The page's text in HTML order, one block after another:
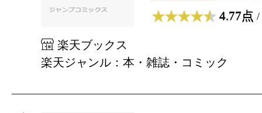
4.77点 /
楽天ブックス
楽天ジャンル：本・雑誌・コミック